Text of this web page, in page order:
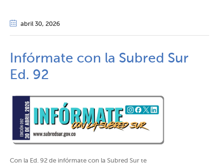
abril 30, 2026
Infórmate con la Subred Sur
Ed. 92
Con la Ed. 92 de infórmate con la Subred Sur te